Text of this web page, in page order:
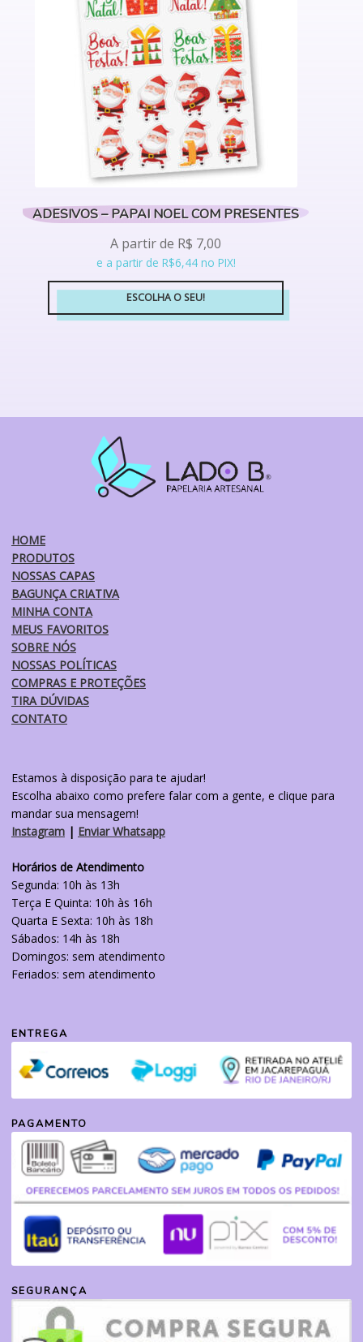
podem
ser
escolhidas
na
página
do
produto
ADESIVOS – PAPAI NOEL COM PRESENTES
A partir de R$ 7,00
e a partir de R$6,44 no PIX!
ESCOLHA O SEU!
Este
As
ser
escolhidas
HOME
PRODUTOS
NOSSAS CAPAS
BAGUNÇA CRIATIVA
MINHA CONTA
MEUS FAVORITOS
SOBRE NÓS
NOSSAS POLÍTICAS
COMPRAS E PROTEÇÕES
TIRA DÚVIDAS
CONTATO
Estamos à disposição para te ajudar!
Escolha abaixo como prefere falar com a gente, e clique para
mandar sua mensagem!
Instagram | Enviar Whatsapp
Horários de Atendimento
Segunda: 10h às 13h
Terça E Quinta: 10h às 16h
Quarta E Sexta: 10h às 18h
Sábados: 14h às 18h
Domingos: sem atendimento
Feriados: sem atendimento
ENTREGA
PAGAMENTO
SEGURANÇA